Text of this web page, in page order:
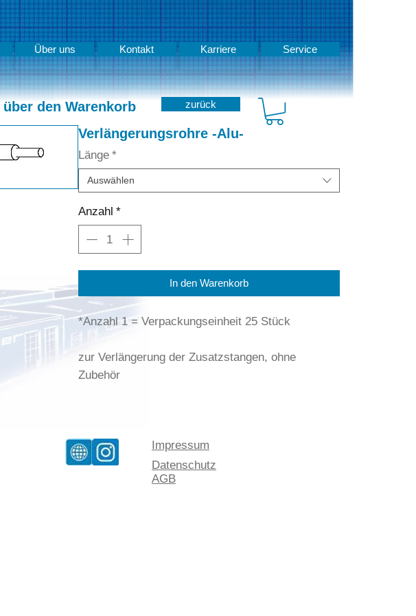
den Warenkorb zurück
Verlängerungsrohre -Alu-
Länge *
Auswählen
Anzahl *
In den Warenkorb
*Anzahl 1 = Verpackungseinheit 25 Stück
zur Verlängerung der Zusatzstangen, ohne
Zubehör
Über uns Kontakt Karriere Service
Impressum
Datenschutz
AGB